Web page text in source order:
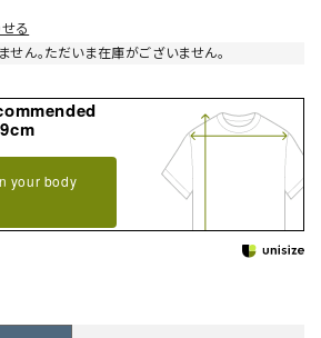
る
せん。ただいま在庫がございません。
your body